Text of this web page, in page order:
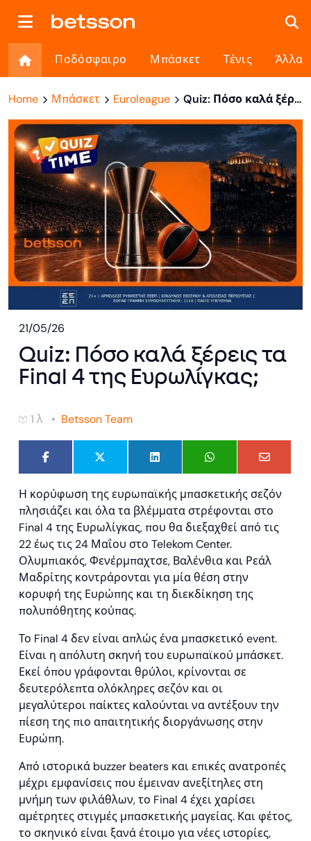
Ποδόσφαιρο Μπάσκετ Τένις Άλλα
Home Μπάσκετ Euroleague Quiz: Πόσο καλά ξέρεις τα Final 4 της Ευρωλίγκας;
21/05/26
Quiz: Πόσο καλά ξέρεις τα
Final 4 της Ευρωλίγκας;
1 λ • Betsson Team
Η κορύφωση της ευρωπαϊκής μπασκετικής σεζόν
πλησιάζει και όλα τα βλέμματα στρέφονται στο
Final 4 της Ευρωλίγκας, που θα διεξαχθεί από τις
22 έως τις 24 Μαΐου στο Telekom Center.
Ολυμπιακός, Φενέρμπαχτσε, Βαλένθια και Ρεάλ
Μαδρίτης κοντράρονται για μία θέση στην
κορυφή της Ευρώπης και τη διεκδίκηση της
πολυπόθητης κούπας.
Το Final 4 δεν είναι απλώς ένα μπασκετικό event.
Είναι η απόλυτη σκηνή του ευρωπαϊκού μπάσκετ.
Εκεί όπου γράφονται θρύλοι, κρίνονται σε
δευτερόλεπτα ολόκληρες σεζόν και οι
μεγαλύτεροι παίκτες καλούνται να αντέξουν την
πίεση της πιο απαιτητικής διοργάνωσης στην
Ευρώπη.
Από ιστορικά buzzer beaters και επικές ανατροπές
μέχρι εμφανίσεις που έμειναν ανεξίτηλες στη
μνήμη των φιλάθλων, το Final 4 έχει χαρίσει
αμέτρητες στιγμές μπασκετικής μαγείας. Και φέτος,
το σκηνικό είναι ξανά έτοιμο για νέες ιστορίες,